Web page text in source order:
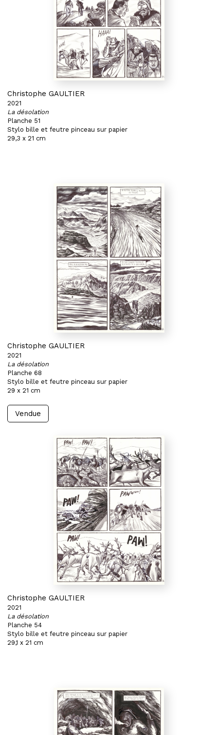
Christophe GAULTIER
2021
La désolation
Planche 51
Stylo bille et feutre pinceau sur papier
29,3 x 21 cm
Christophe GAULTIER
2021
La désolation
Planche 68
Stylo bille et feutre pinceau sur papier
29 x 21 cm
Vendue
Christophe GAULTIER
2021
La désolation
Planche 54
Stylo bille et feutre pinceau sur papier
29,1 x 21 cm